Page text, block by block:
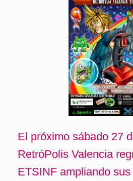
El próximo sábado 27
RetróPolis Valencia
ETSINF ampliando